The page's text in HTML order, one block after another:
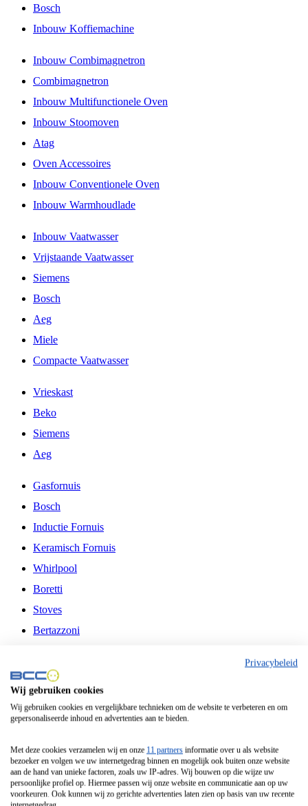
Bosch
Inbouw Koffiemachine
Inbouw Combimagnetron
Combimagnetron
Inbouw Multifunctionele Oven
Inbouw Stoomoven
Atag
Oven Accessoires
Inbouw Conventionele Oven
Inbouw Warmhoudlade
Inbouw Vaatwasser
Vrijstaande Vaatwasser
Siemens
Bosch
Aeg
Miele
Compacte Vaatwasser
Vrieskast
Beko
Siemens
Aeg
Gasfornuis
Bosch
Inductie Fornuis
Keramisch Fornuis
Whirlpool
Boretti
Stoves
Bertazzoni
Fitelli
Airfryer
Frituurpan
Contactgrill
Broodbakmachine
Broodrooster
Privacybeleid
Wij gebruiken cookies
Wij gebruiken cookies en vergelijkbare technieken om de website te verbeteren en om
gepersonaliseerde inhoud en advertenties aan te bieden.
Met deze cookies verzamelen wij en onze 11 partners informatie over u als website
bezoeker en volgen we uw internetgedrag binnen en mogelijk ook buiten onze website
aan de hand van unieke factoren, zoals uw IP-adres. Wij bouwen op die wijze uw
persoonlijke profiel op. Hiermee passen wij onze website en communicatie aan op uw
voorkeuren. Ook kunnen wij zo gerichte advertenties laten zien op basis van uw recente